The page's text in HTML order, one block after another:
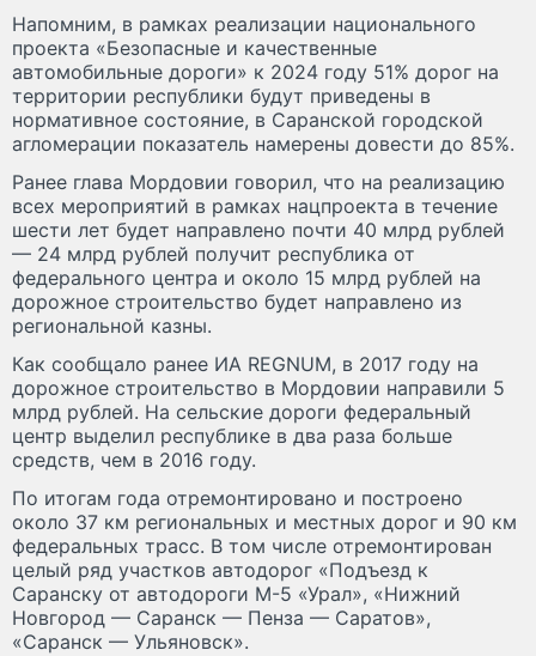
Напомним, в рамках реализации национального
проекта «Безопасные и качественные
автомобильные дороги» к 2024 году 51% дорог на
территории республики будут приведены в
нормативное состояние, в Саранской городской
агломерации показатель намерены довести до 85%.
Ранее глава Мордовии говорил, что на реализацию
всех мероприятий в рамках нацпроекта в течение
шести лет будет направлено почти 40 млрд рублей
— 24 млрд рублей получит республика от
федерального центра и около 15 млрд рублей на
дорожное строительство будет направлено из
региональной казны.
Как сообщало ранее ИА REGNUM, в 2017 году на
дорожное строительство в Мордовии направили 5
млрд рублей. На сельские дороги федеральный
центр выделил республике в два раза больше
средств, чем в 2016 году.
По итогам года отремонтировано и построено
около 37 км региональных и местных дорог и 90 км
федеральных трасс. В том числе отремонтирован
целый ряд участков автодорог «Подъезд к
Саранску от автодороги М-5 «Урал», «Нижний
Новгород — Саранск — Пенза — Саратов»,
«Саранск — Ульяновск».